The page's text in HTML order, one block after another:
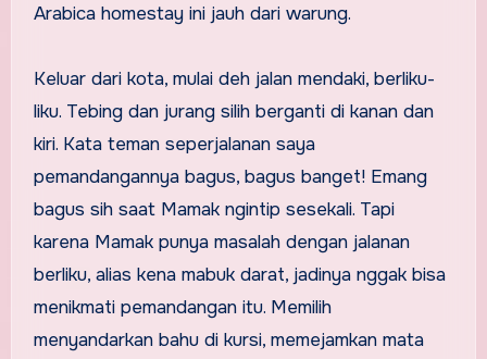
Arabica homestay ini jauh dari warung.
Keluar dari kota, mulai deh jalan mendaki, berliku-
liku. Tebing dan jurang silih berganti di kanan dan
kiri. Kata teman seperjalanan saya
pemandangannya bagus, bagus banget! Emang
bagus sih saat Mamak ngintip sesekali. Tapi
karena Mamak punya masalah dengan jalanan
berliku, alias kena mabuk darat, jadinya nggak bisa
menikmati pemandangan itu. Memilih
menyandarkan bahu di kursi, memejamkan mata